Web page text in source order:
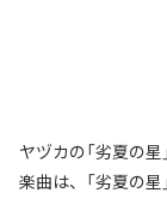
ヤヅカの「劣夏の
楽曲は、「劣夏の星